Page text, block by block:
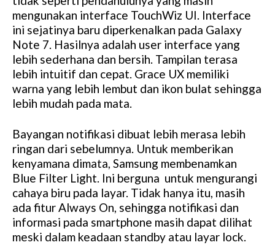
mengunakan interface TouchWiz UI. Interface
ini sejatinya baru diperkenalkan pada Galaxy
Note 7. Hasilnya adalah user interface yang
lebih sederhana dan bersih. Tampilan terasa
lebih intuitif dan cepat. Grace UX memiliki
warna yang lebih lembut dan ikon bulat sehingga
lebih mudah pada mata.
Bayangan notifikasi dibuat lebih merasa lebih
ringan dari sebelumnya. Untuk memberikan
kenyamana dimata, Samsung membenamkan
Blue Filter Light. Ini berguna untuk mengurangi
cahaya biru pada layar. Tidak hanya itu, masih
ada fitur Always On, sehingga notifikasi dan
informasi pada smartphone masih dapat dilihat
meski dalam keadaan standby atau layar lock.